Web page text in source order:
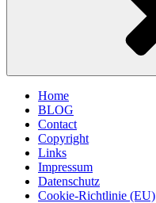
Home
BLOG
Contact
Copyright
Links
Impressum
Datenschutz
Cookie-Richtlinie (EU)